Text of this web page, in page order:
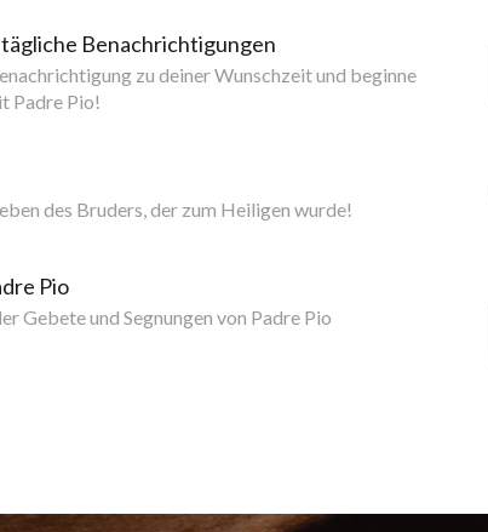
Benachrichtigungen
zu deiner Wunschzeit und beginne
Padre Pio!
des Bruders, der zum Heiligen wurde!
Pio
Gebete und Segnungen von Padre Pio